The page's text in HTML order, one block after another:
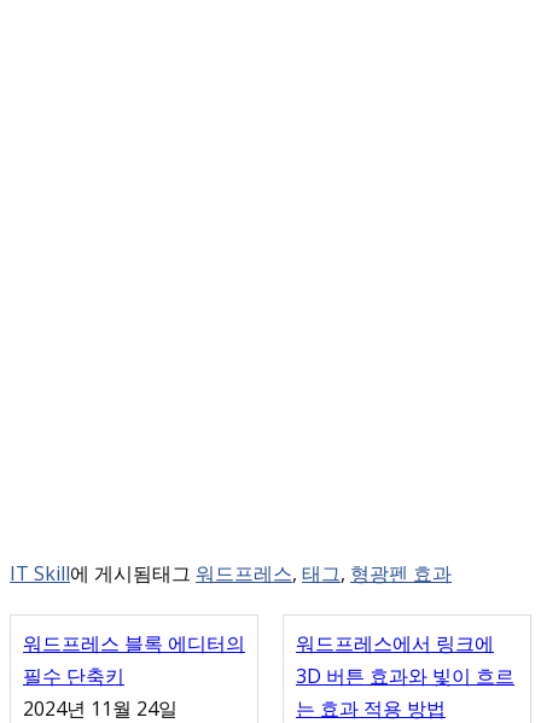
IT Skill에 게시됨태그 워드프레스, 태그, 형광펜 효과
워드프레스 블록 에디터의
필수 단축키
2024년 11월 24일
워드프레스에서 링크에
3D 버튼 효과와 빛이 흐르
는 효과 적용 방법